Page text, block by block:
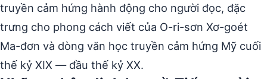
truyền cảm hứng hành động cho người đọc, đặc
trưng cho phong cách viết của O-ri-sơn Xơ-goét
Ma-đơn và dòng văn học truyền cảm hứng Mỹ cuối
thế kỷ XIX — đầu thế kỷ XX.